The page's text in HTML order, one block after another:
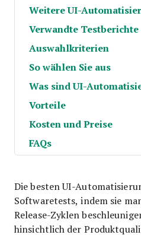
Weitere UI-
Verwandte Testberichte
Auswahlkriterien
So wählen Sie aus
Was sind UI-
Vorteile
Kosten und Preise
FAQs
Die besten UI-
Softwaretests, indem sie
Release-Zyklen
hinsichtlich der